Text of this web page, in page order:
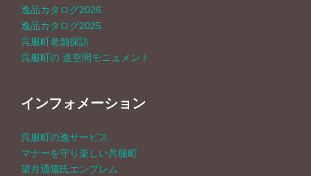
逸品カタログ2026
逸品カタログ2025
呉服町老舗探訪
呉服町の 道空間モニュメント
インフォメーション
呉服町の逸サービス
マナーを守り楽しい呉服町
望月通陽氏エンブレム